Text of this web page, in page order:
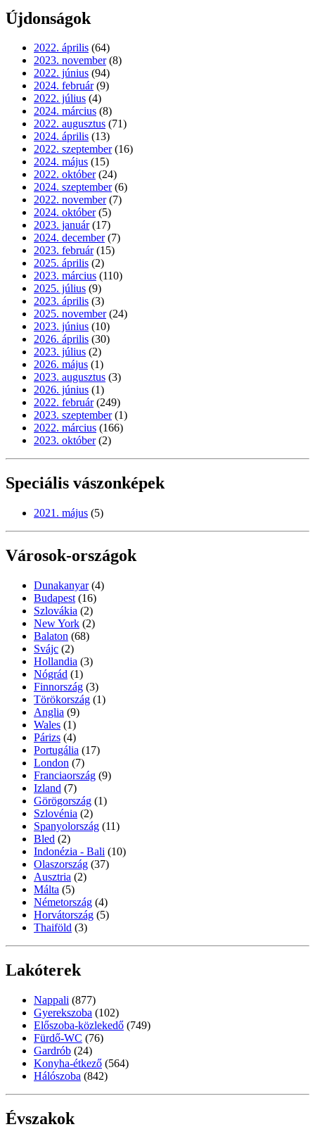
Újdonságok
2022. április (64)
2023. november (8)
2022. június (94)
2024. február (9)
2022. július (4)
2024. március (8)
2022. augusztus (71)
2024. április (13)
2022. szeptember (16)
2024. május (15)
2022. október (24)
2024. szeptember (6)
2022. november (7)
2024. október (5)
2023. január (17)
2024. december (7)
2023. február (15)
2025. április (2)
2023. március (110)
2025. július (9)
2023. április (3)
2025. november (24)
2023. június (10)
2026. április (30)
2023. július (2)
2026. május (1)
2023. augusztus (3)
2026. június (1)
2022. február (249)
2023. szeptember (1)
2022. március (166)
2023. október (2)
Speciális vászonképek
2021. május (5)
Városok-országok
Dunakanyar (4)
Budapest (16)
Szlovákia (2)
New York (2)
Balaton (68)
Svájc (2)
Hollandia (3)
Nógrád (1)
Finnország (3)
Törökország (1)
Anglia (9)
Wales (1)
Párizs (4)
Portugália (17)
London (7)
Franciaország (9)
Izland (7)
Görögország (1)
Szlovénia (2)
Spanyolország (11)
Bled (2)
Indonézia - Bali (10)
Olaszország (37)
Ausztria (2)
Málta (5)
Németország (4)
Horvátország (5)
Thaiföld (3)
Lakóterek
Nappali (877)
Gyerekszoba (102)
Előszoba-közlekedő (749)
Fürdő-WC (76)
Gardrób (24)
Konyha-étkező (564)
Hálószoba (842)
Évszakok